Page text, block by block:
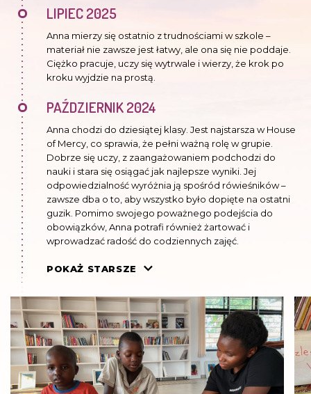
LIPIEC 2025
Anna mierzy się ostatnio z trudnościami w szkole –
materiał nie zawsze jest łatwy, ale ona się nie poddaje.
Ciężko pracuje, uczy się wytrwale i wierzy, że krok po
kroku wyjdzie na prostą.
PAŹDZIERNIK 2024
Anna chodzi do dziesiątej klasy. Jest najstarsza w House
of Mercy, co sprawia, że pełni ważną rolę w grupie.
Dobrze się uczy, z zaangażowaniem podchodzi do
nauki i stara się osiągać jak najlepsze wyniki. Jej
odpowiedzialność wyróżnia ją spośród rówieśników –
zawsze dba o to, aby wszystko było dopięte na ostatni
guzik. Pomimo swojego poważnego podejścia do
obowiązków, Anna potrafi również żartować i
wprowadzać radość do codziennych zajęć.
LUTY 2024
Dziesiątą, ze względu na epidemie cholery zaczynała
online, ale nie mogła się doczekać powrotu do szkoły.
Wydoroślała, i stała się bardzo komunikatywna. Miała o
sobie wielkie mniemanie, teraz ma w sobie więcej
pokory.
POKAŻ STARSZE